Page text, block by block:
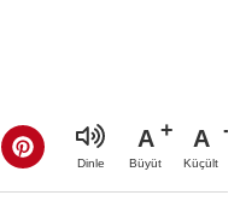
Dinle
A
Büyüt
A
Küçült